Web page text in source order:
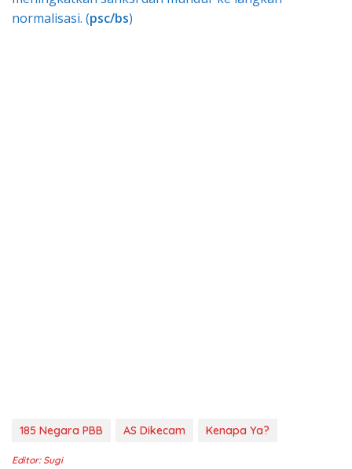
normalisasi. (psc/bs)
185 Negara PBB AS Dikecam Kenapa Ya?
Editor: Sugi